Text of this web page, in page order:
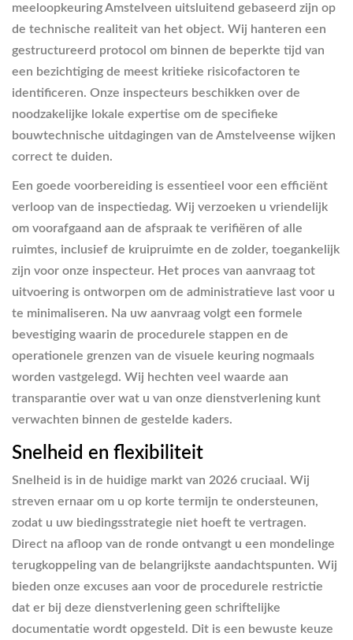
meeloopkeuring Amstelveen uitsluitend gebaseerd zijn op
de technische realiteit van het object. Wij hanteren een
gestructureerd protocol om binnen de beperkte tijd van
een bezichtiging de meest kritieke risicofactoren te
identificeren. Onze inspecteurs beschikken over de
noodzakelijke lokale expertise om de specifieke
bouwtechnische uitdagingen van de Amstelveense wijken
correct te duiden.
Een goede voorbereiding is essentieel voor een efficiënt
verloop van de inspectiedag. Wij verzoeken u vriendelijk
om voorafgaand aan de afspraak te verifiëren of alle
ruimtes, inclusief de kruipruimte en de zolder, toegankelijk
zijn voor onze inspecteur. Het proces van aanvraag tot
uitvoering is ontworpen om de administratieve last voor u
te minimaliseren. Na uw aanvraag volgt een formele
bevestiging waarin de procedurele stappen en de
operationele grenzen van de visuele keuring nogmaals
worden vastgelegd. Wij hechten veel waarde aan
transparantie over wat u van onze dienstverlening kunt
verwachten binnen de gestelde kaders.
Snelheid en flexibiliteit
Snelheid is in de huidige markt van 2026 cruciaal. Wij
streven ernaar om u op korte termijn te ondersteunen,
zodat u uw biedingsstrategie niet hoeft te vertragen.
Direct na afloop van de ronde ontvangt u een mondelinge
terugkoppeling van de belangrijkste aandachtspunten. Wij
bieden onze excuses aan voor de procedurele restrictie
dat er bij deze dienstverlening geen schriftelijke
documentatie wordt opgesteld. Dit is een bewuste keuze